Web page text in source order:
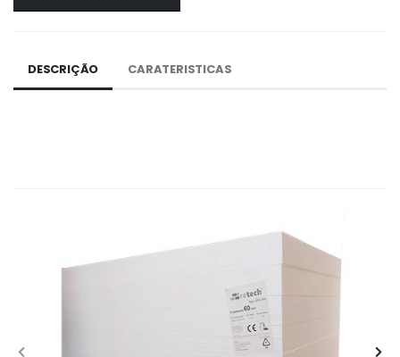
DESCRIÇÃO CARATERISTICAS